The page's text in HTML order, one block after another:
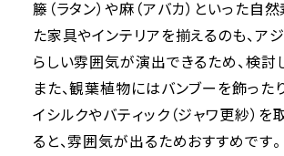
籐（ラタン）や麻（アバカ）といった自
た家具やインテリアを揃えるのも、ア
らしい雰囲気が演出できるため、検討し
また、観葉植物にはバンブーを飾った
イシルクやバティック（ジャワ更紗）を
ると、雰囲気が出るためおすすめです。